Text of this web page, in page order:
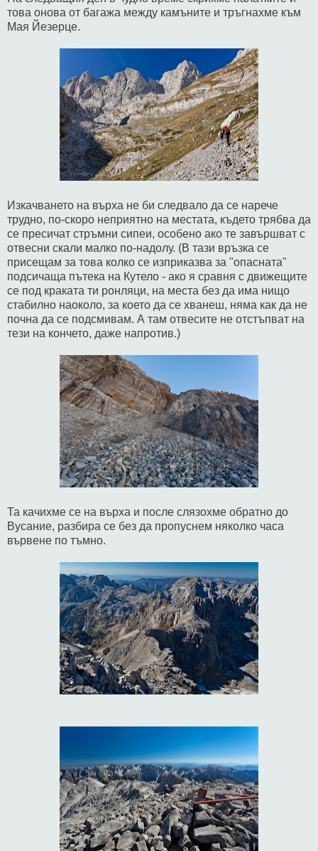
това онова от багажа между камъните и тръгнахме към
Мая Йезерце.
Изкачването на върха не би следвало да се нарече
трудно, по-скоро неприятно на местата, където трябва да
се пресичат стръмни сипеи, особено ако те завършват с
отвесни скали малко по-надолу. (В тази връзка се
присещам за това колко се изприказва за "опасната"
подсичаща пътека на Кутело - ако я сравня с движещите
се под краката ти ронляци, на места без да има нищо
стабилно наоколо, за което да се хванеш, няма как да не
почна да се подсмивам. А там отвесите не отстъпват на
тези на кончето, даже напротив.)
Та качихме се на върха и после слязохме обратно до
Вусание, разбира се без да пропуснем няколко часа
вървене по тъмно.